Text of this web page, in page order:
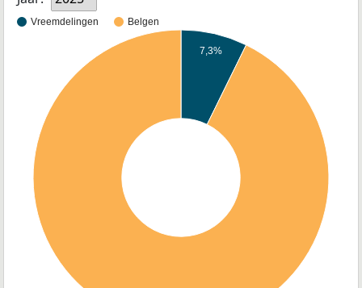
Vreemdelingen Belgen
7,3%